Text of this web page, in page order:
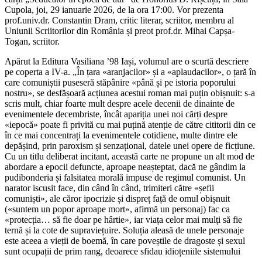
Cupola, joi, 29 ianuarie 2026, de la ora 17:00. Vor prezenta
prof.univ.dr. Constantin Dram, critic literar, scriitor, membru al
Uniunii Scriitorilor din România și preot prof.dr. Mihai Capșa-
Togan, scriitor.
Apărut la Editura Vasiliana ʼ98 Iași, volumul are o scurtă descriere
pe coperta a IV-a. „În țara «aranjacilor» și a «aplaudacilor», o țară în
care comuniștii puseseră stăpânire «până și pe istoria poporului
nostru», se desfășoară acțiunea acestui roman mai puțin obișnuit: s-a
scris mult, chiar foarte mult despre acele decenii de dinainte de
evenimentele decembriste, încât apariția unei noi cărți despre
«iepocă» poate fi privită cu mai puțină atenție de către cititorii din ce
în ce mai concentrați la evenimentele cotidiene, multe dintre ele
depășind, prin paroxism și senzațional, datele unei opere de ficțiune.
Cu un titlu deliberat incitant, această carte ne propune un alt mod de
abordare a epocii defuncte, aproape neașteptat, dacă ne gândim la
pudibonderia și falsitatea morală impuse de regimul comunist. Un
narator iscusit face, din când în când, trimiteri către «șefii
comuniști», ale căror ipocrizie și dispreț față de omul obișnuit
(«suntem un popor aproape mort», afirmă un personaj) fac ca
«protecția… să fie doar pe hârtie», iar viața celor mai mulți să fie
ternă și la cote de supraviețuire. Soluția aleasă de unele personaje
este aceea a vieții de boemă, în care poveștile de dragoste și sexul
sunt ocupații de prim rang, deoarece sfidau idioțeniile sistemului